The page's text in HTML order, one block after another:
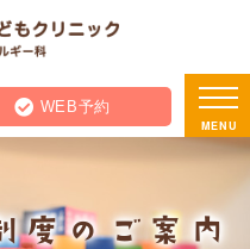
WEB予約
MENU
度のご案内